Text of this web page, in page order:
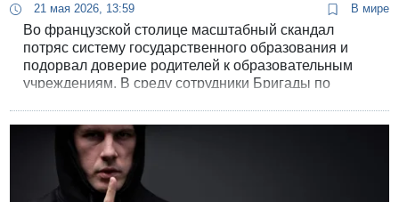
21 мая 2026, 13:59 В мире
Во французской столице масштабный скандал
потряс систему государственного образования и
подорвал доверие родителей к образовательным
учреждениям. В среду сотрудники Бригады по
Силовики задержали 16 человек, имеющих
отношение к детскому саду в престижном VII округе
и системе внеклассного присмотра и продленного
дня (известную во Франции как “périscolaire”).